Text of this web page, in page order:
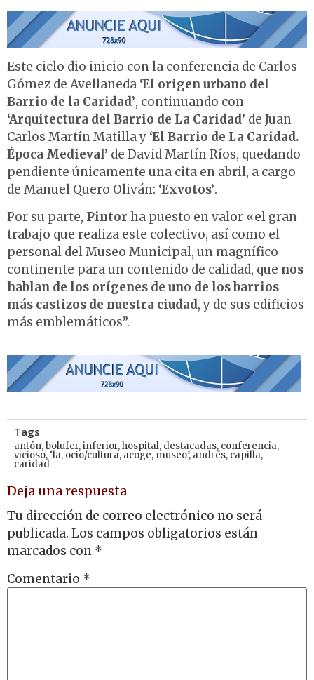
Este ciclo dio inicio con la conferencia de Carlos
Gómez de Avellaneda ‘El origen urbano del
Barrio de la Caridad’, continuando con
‘Arquitectura del Barrio de La Caridad’ de Juan
Carlos Martín Matilla y ‘El Barrio de La Caridad.
Época Medieval’ de David Martín Ríos, quedando
pendiente únicamente una cita en abril, a cargo
de Manuel Quero Oliván: ‘Exvotos’.
Por su parte, Pintor ha puesto en valor «el gran
trabajo que realiza este colectivo, así como el
personal del Museo Municipal, un magnífico
continente para un contenido de calidad, que nos
hablan de los orígenes de uno de los barrios
más castizos de nuestra ciudad, y de sus edificios
más emblemáticos”.
Tags
antón,bolufer,inferior,hospital, destacadas, conferencia,
vicioso, ‘la, ocio/cultura, acoge, museo’, andrés, capilla,
caridad
Deja una respuesta
Tu dirección de correo electrónico no será
publicada. Los campos obligatorios están
marcados con *
Comentario *